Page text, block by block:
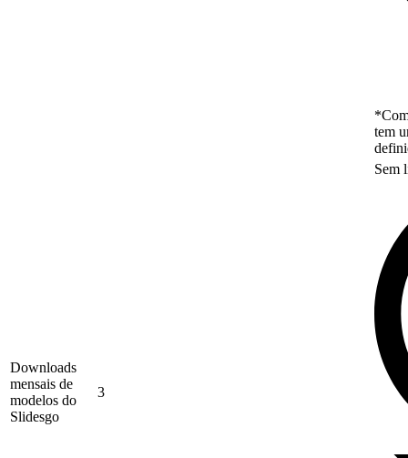
tem
Downloads
mensais de
modelos do
Slidesgo
3
Sem